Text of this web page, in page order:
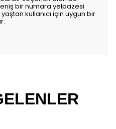
bir numara yelpazesi
kullanıcı için uygun bir